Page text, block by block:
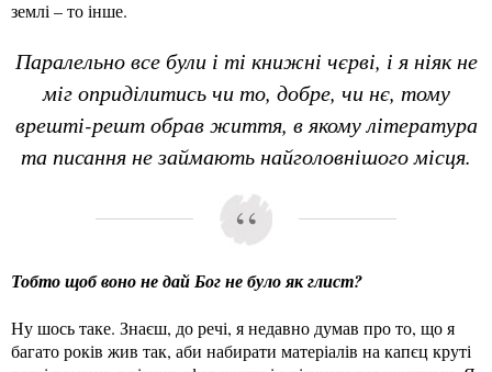
землі – то інше.
Паралельно все були і ті книжні чєрві, і я ніяк не
міг оприділитись чи то, добре, чи нє, тому
врешті-решт обрав життя, в якому література
та писання не займають найголовнішого місця.
Тобто щоб воно не дай Бог не було як глист?
Ну шось таке. Знаєш, до речі, я недавно думав про то, що я
багато років жив так, аби набирати матеріалів на капєц круті